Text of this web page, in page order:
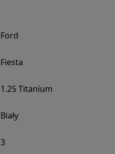
Ford
Fiesta
1.25 Titanium
Biały
3